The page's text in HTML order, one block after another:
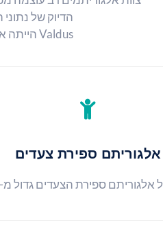
הדיוק של
Valdus הייתה אחת מיצרניות הצמידים הראשונות בתעשייה שהציעה פתרונות דופק.
אלגוריתם ספירת צעדים
אלגוריתם ספירת הצעדים גדול מ-95%